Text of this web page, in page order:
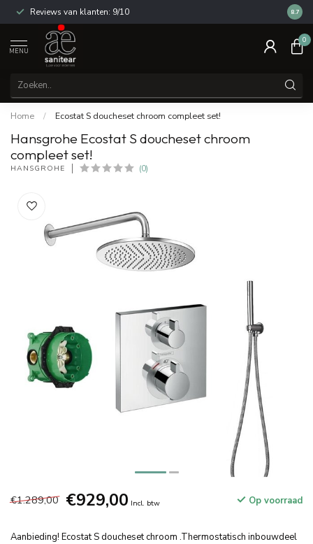
Reviews van klanten: 9/10 14
8.7
MENU
0
Home / Ecostat S doucheset chroom compleet set!
Hansgrohe Ecostat S doucheset chroom
compleet set!
HANSGROHE (0)
€1.289,00 €929,00 Incl. btw Op voorraad
Aanbieding! Ecostat S doucheset chroom .Thermostatisch inbouwdeel